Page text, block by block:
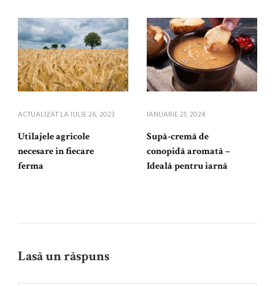
ACTUALIZAT LA IULIE 26, 2023
Utilajele agricole
necesare in fiecare
ferma
IANUARIE 21, 2024
Supă-cremă de
conopidă aromată –
Ideală pentru iarnă
Lasă un răspuns